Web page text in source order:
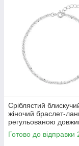
Сріблястий
жіночий браслет-
регульованою
Готово до відправки